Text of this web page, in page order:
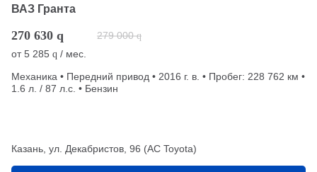
ВАЗ Гранта
270 630 q 279 000 q
от5 285 q / мес.
Механика • Передний привод • 2016 г. в. • Пробег: 228 762 км •
1.6 л. / 87 л.с. • Бензин
Казань, ул. Декабристов, 96 (АС Toyota)